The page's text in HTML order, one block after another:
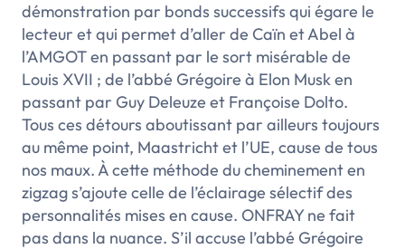
démonstration par bonds successifs qui égare le
lecteur et qui permet d’aller de Caïn et Abel à
l’AMGOT en passant par le sort misérable de
Louis XVII ; de l’abbé Grégoire à Elon Musk en
passant par Guy Deleuze et Françoise Dolto.
Tous ces détours aboutissant par ailleurs toujours
au même point, Maastricht et l’UE, cause de tous
nos maux. À cette méthode du cheminement en
zigzag s’ajoute celle de l’éclairage sélectif des
personnalités mises en cause. ONFRAY ne fait
pas dans la nuance. S’il accuse l’abbé Grégoire